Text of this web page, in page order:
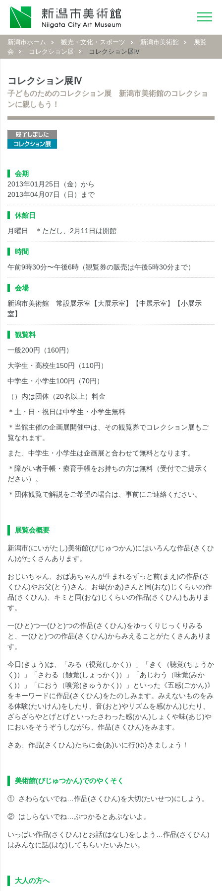
新潟市ホーム 観光・文化・スポーツ 新潟市美術館
展覧
会
コレクション展 コレクション展Ⅳ
コレクション展Ⅳ
子どものためのコレクション展 新潟市美術館のコレクショ
ンに親しもう！
会期
2013年01月25日（金）から
2013年04月07日（日）まで
休館日
月曜日 ＊ただし、2月11日は開館
時間
午前9時30分〜午後6時（観覧券の販売は午後5時30分まで）
会場
新潟市美術館 常設展示室【大展示室】【中展示室】【小展示
室】
観覧料
一般200円（160円）
大学生・高校生150円（110円）
中学生・小学生100円（70円）
（）内は団体（20名以上）料金
＊土・日・祝日は中学生・小学生無料
＊当館主催の企画展開催中は、その観覧券でコレクション展もご
覧なれます。
また、中学生・小学生は企画展と合わせて無料となります。
＊障がい者手帳・療育手帳をお持ちの方は無料（受付でご提示く
ださい）。
＊団体観覧で解説をご希望の場合は、事前にご連絡ください。
展覧会概要
新潟市(にいがたし)美術館(びじゅつかん)にはいろんな作品(さくひ
ん)がたくさんあります。
おじいちゃん、おばあちゃんが生まれるずっと前(まえ)の作品(さ
くひん)やお父(とう)さん、お母(かあ)さんと同(おな)じくらいの作
品(さくひん)、キミと同(おな)じくらいの作品(さくひん)もありま
す。
一(ひと)つ一(ひと)つの作品(さくひん)をゆっくりじっくりみる
と、一(ひと)つの作品(さくひん)からみえることがたくさんありま
す。
今日(きょう)は、「みる（視覚(しかく)）」「きく（聴覚(ちょうか
く)）」「さわる（触覚(しょっかく)）」「あじわう（味覚(みか
く)）」「におう（嗅覚(きゅうかく)）」といった《五感(ごかん)》
をキーワードに作品(さくひん)をたのしみます。みえないものをみ
る体験(たいけん)をしたり、音(おと)やリズムを感(かん)じたり、
ざらざらやとげとげといったさわった感(かん)しょくや味(あじ)や
においをそうぞうしながら、作品(さくひん)をみます。
さあ、作品(さくひん)たちに会(あ)いに行(ゆ)きましょう！
美術館(びじゅつかん)でのやくそく
① さわらないでね…作品(さくひん)を大切(たいせつ)にしよう。
② はしらないでね…ぶつかるとあぶないよ。
いっぱい作品(さくひん)とお話(はなし)をしよう…作品(さくひん)
はみんなに話(はな)してもらいたいみたい。
大人の方へ